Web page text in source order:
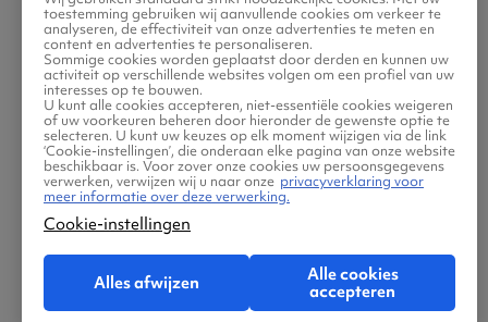
Zeker van veilig boeken en betalen
Boek ook direct een hotel of huurauto voor
in Santa Rosa, Brazilië
Gratis tips, reisadvies en speciale
aanbiedingen voor vliegtickets Eindhoven
naar Santa Rosa, Brazilië
Wij vinden dat de zoektocht naar vliegtickets
toestemming gebruiken wij aanvullende cookies om verkeer te
analyseren, de effectiviteit van onze advertenties te meten en
content en advertenties te personaliseren.
Sommige cookies worden geplaatst door derden en kunnen uw
activiteit op verschillende websites volgen om een profiel van uw
interesses op te bouwen.
U kunt alle cookies accepteren, niet-essentiële cookies weigeren
of uw voorkeuren beheren door hieronder de gewenste optie te
selecteren. U kunt uw keuzes op elk moment wijzigen via de link
‘Cookie-instellingen’, die onderaan elke pagina van onze website
beschikbaar is. Voor zover onze cookies uw persoonsgegevens
verwerken, verwijzen wij u naar onze privacyverklaring voor
meer informatie over deze verwerking.
Cookie-instellingen
Alles afwijzen
Alle cookies
accepteren